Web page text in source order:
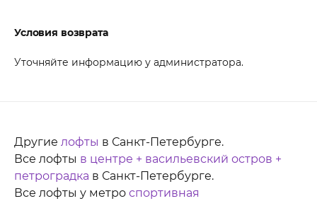
Условия возврата
Уточняйте информацию у администратора.
Другие лофты в Санкт-Петербурге.
Все лофты в центре + васильевский остров +
петроградка в Санкт-Петербурге.
Все лофты у метро спортивная